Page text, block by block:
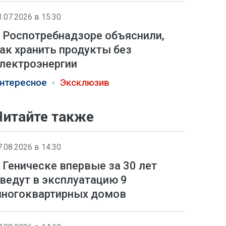
в 15:30
Роспотребнадзоре объяснили,
хранить продукты без
Эксклюзив
также
в 14:30
Геническе впервые за 30 лет
в эксплуатацию 9
домов